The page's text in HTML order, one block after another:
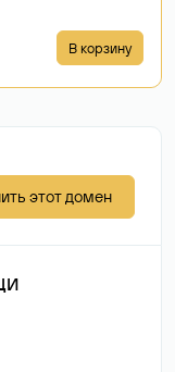
В корзину
этот домен